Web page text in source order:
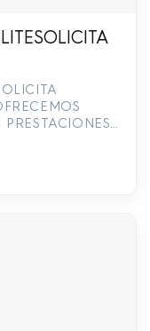
SUELDO
DEL SAM
AL 55-6550-